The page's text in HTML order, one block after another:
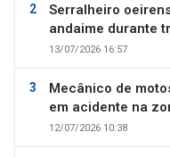
Serralheiro
andaime durante
13/07/2026 16:57
Mecânico de
em acidente na
12/07/2026 10:38